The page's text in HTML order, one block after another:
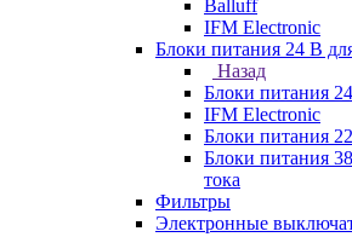
Balluff
IFM Electronic
Блоки питания 24 В
Назад
Блоки питания
IFM Electronic
Блоки питания
Блоки питания
тока
Фильтры
Электронные